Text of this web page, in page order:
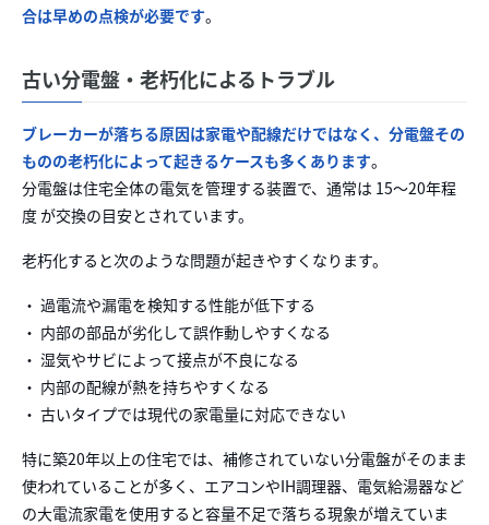
合は早めの点検が必要です。
古い分電盤・老朽化によるトラブル
ブレーカーが落ちる原因は家電や配線だけではなく、分電盤その
ものの老朽化によって起きるケースも多くあります。
分電盤は住宅全体の電気を管理する装置で、通常は 15〜20年程
度 が交換の目安とされています。
老朽化すると次のような問題が起きやすくなります。
・ 過電流や漏電を検知する性能が低下する
・ 内部の部品が劣化して誤作動しやすくなる
・ 湿気やサビによって接点が不良になる
・ 内部の配線が熱を持ちやすくなる
・ 古いタイプでは現代の家電量に対応できない
特に築20年以上の住宅では、補修されていない分電盤がそのまま
使われていることが多く、エアコンやIH調理器、電気給湯器など
の大電流家電を使用すると容量不足で落ちる現象が増えていま